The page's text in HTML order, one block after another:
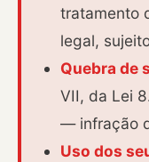
tratamento
legal,
Quebra de
VII, da Lei
— infração
Uso dos